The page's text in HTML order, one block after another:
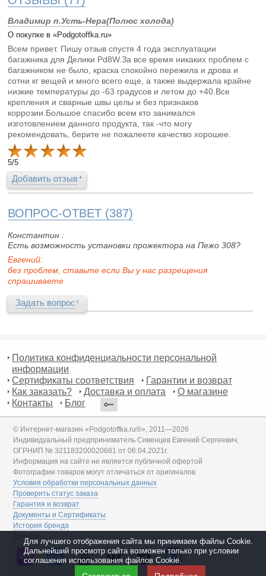
Владимир п.Усть-Нера(Полюс холода)
О покупке в «Podgotoffka.ru»
Всем привет. Пишу отзыв спустя 4 года эксплуатации
багажника для Делики Pd8W.За все время никаких проблем с
багажником не было, краска спокойно пережила и дрова и
сотни кг вещей и много всего еще, а также выдержала крайне
низкие температуры до -63 градусов и летом до +40.Все
крепления и сварные швы целы и без признаков
коррозии.Большое спасибо всем кто занимался
изготовлением данного продукта, так -что могу
рекомендовать, берите не пожалеете качество хорошее.
5/5
Добавить отзыв
ВОПРОС-ОТВЕТ (387)
Константин :
Есть возможность установки прожектора на Пежо 308?
Евгений:
без проблем, ставьте если Вы у нас разрещения
спрашиваете
Задать вопрос
Политика конфиденциальности персональной
информации
Сертификаты соответствия
Гарантии и возврат
Как заказать?
Доставка и оплата
О магазине
Контакты
Блог
© Интернет-магазин «Podgotoffka.ru®», 2011—2026
Индивидуальный предприниматель Сивенцев Евгений Сергеевич,
ОГРНИП № 321183200020681 от 06.04.2021г.
Информация на сайте не является публичной офертой
Фотографии товаров могут отличаться от оригиналов
Условия обработки персональных данных
Проверить статус заказа
Гарантия и возврат
Документы и Сертификаты
История бренда
Дилеры
Для лучшего отображения сайта мы принимаем файлы Cookie.
Дальнейший просмотр сайта возможен только при условии
соглашения использования файлов Cookie.